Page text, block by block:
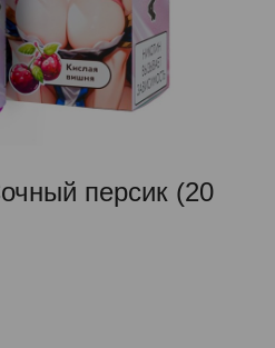
персик (20